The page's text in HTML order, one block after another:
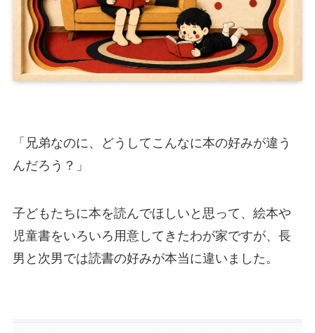
「兄弟なのに、どうしてこんなに本の好みが違う
んだろう？」
子どもたちに本を読んでほしいと思って、絵本や
児童書をいろいろ用意してきたわが家ですが、長
男と次男では読書の好みが本当に違いました。